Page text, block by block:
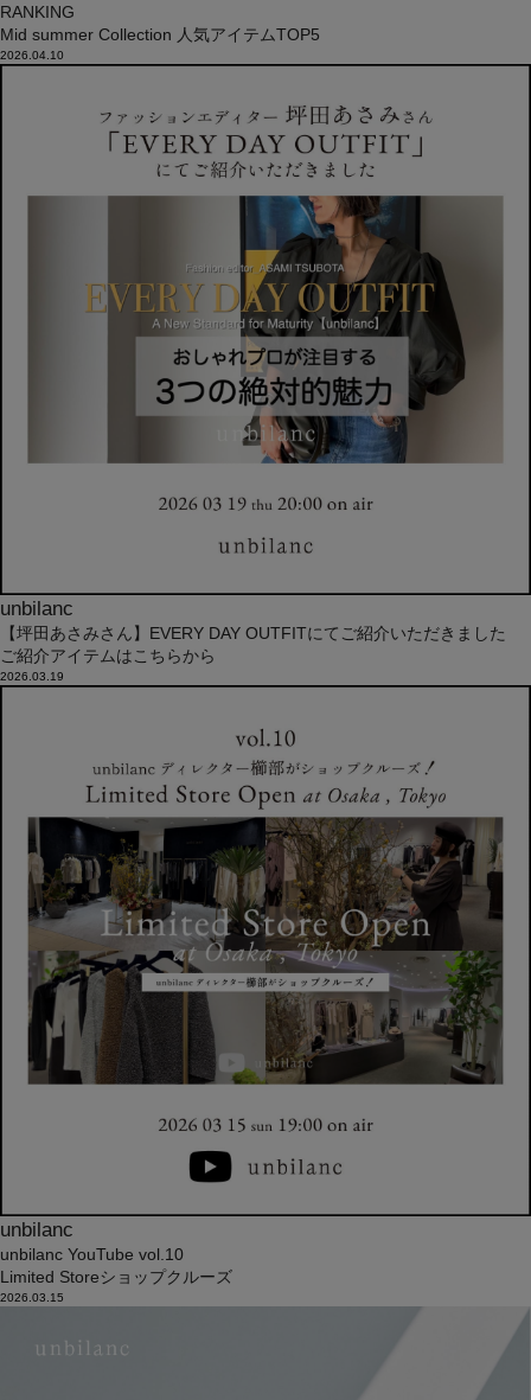
RANKING
Mid summer Collection 人気アイテムTOP5
2026.04.10
unbilanc
【坪田あさみさん】EVERY DAY OUTFITにてご紹介いただきました
ご紹介アイテムはこちらから
2026.03.19
unbilanc
unbilanc YouTube vol.10
Limited Storeショップクルーズ
2026.03.15